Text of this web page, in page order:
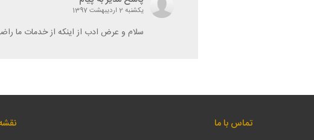
یکشنبه 2 اردیبهشت 1397
سلام و عرض ادب از اینکه از خدمات ما
تماس با ما